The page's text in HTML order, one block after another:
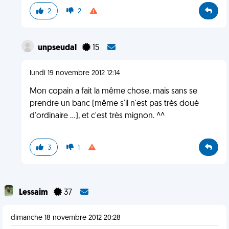
2 2
unpseudal 15
lundi 19 novembre 2012 12:14
Mon copain a fait la même chose, mais sans se
prendre un banc (même s'il n'est pas très doué
d'ordinaire ...), et c'est très mignon. ^^
3 1
Lessaim 37
dimanche 18 novembre 2012 20:28